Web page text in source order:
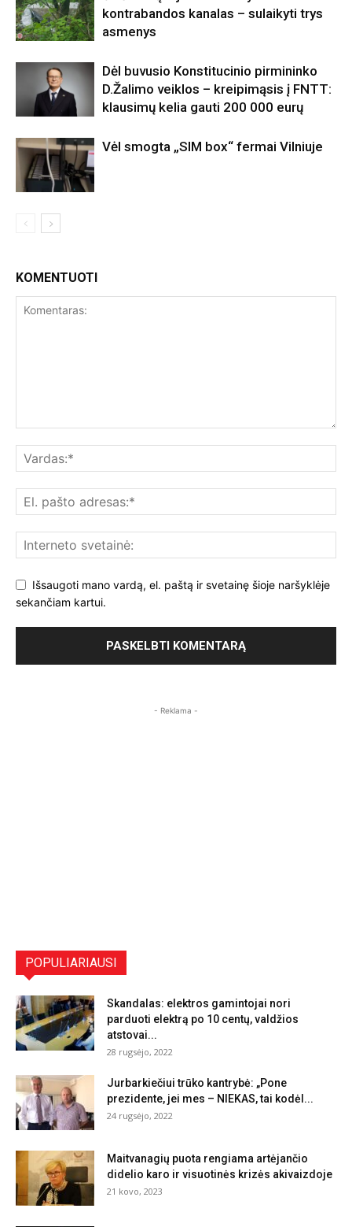
kontrabandos kanalas – sulaikyti trys
asmenys
Dėl buvusio Konstitucinio pirmininko
D.Žalimo veiklos – kreipimąsis į FNTT:
klausimų kelia gauti 200 000 eurų
Vėl smogta „SIM box“ fermai Vilniuje
KOMENTUOTI
Išsaugoti mano vardą, el. paštą ir svetainę šioje naršyklėje
sekančiam kartui.
- Reklama -
POPULIARIAUSI
Skandalas: elektros gamintojai nori
parduoti elektrą po 10 centų, valdžios
atstovai...
28 rugsėjo, 2022
Jurbarkiečiui trūko kantrybė: „Pone
prezidente, jei mes – NIEKAS, tai kodėl...
24 rugsėjo, 2022
Maitvanagių puota rengiama artėjančio
didelio karo ir visuotinės krizės akivaizdoje
21 kovo, 2023